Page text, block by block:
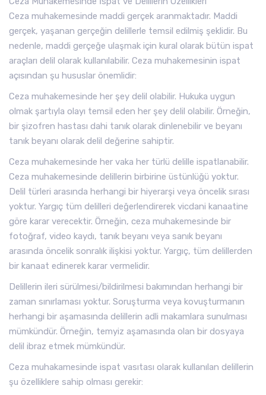
Ceza muhakemesinde maddi gerçek aranmaktadır. Maddi
gerçek, yaşanan gerçeğin delillerle temsil edilmiş şeklidir. Bu
nedenle, maddi gerçeğe ulaşmak için kural olarak bütün ispat
araçları delil olarak kullanılabilir. Ceza muhakemesinin ispat
açısından şu hususlar önemlidir:
Ceza muhakemesinde her şey delil olabilir. Hukuka uygun
olmak şartıyla olayı temsil eden her şey delil olabilir. Örneğin,
bir şizofren hastası dahi tanık olarak dinlenebilir ve beyanı
tanık beyanı olarak delil değerine sahiptir.
Ceza muhakemesinde her vaka her türlü delille ispatlanabilir.
Ceza muhakemesinde delillerin birbirine üstünlüğü yoktur.
Delil türleri arasında herhangi bir hiyerarşi veya öncelik sırası
yoktur. Yargıç tüm delilleri değerlendirerek vicdani kanaatine
göre karar verecektir. Örneğin, ceza muhakemesinde bir
fotoğraf, video kaydı, tanık beyanı veya sanık beyanı
arasında öncelik sonralık ilişkisi yoktur. Yargıç, tüm delillerden
bir kanaat edinerek karar vermelidir.
Delillerin ileri sürülmesi/bildirilmesi bakımından herhangi bir
zaman sınırlaması yoktur. Soruşturma veya kovuşturmanın
herhangi bir aşamasında delillerin adli makamlara sunulması
mümkündür. Örneğin, temyiz aşamasında olan bir dosyaya
delil ibraz etmek mümkündür.
Ceza muhakamesinde ispat vasıtası olarak kullanılan delillerin
şu özelliklere sahip olması gerekir: